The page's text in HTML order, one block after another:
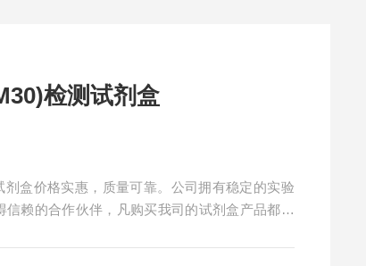
检测试剂盒
盒价格实惠，质量可靠。公司拥有稳定的实验
赖的合作伙伴，凡购买我司的试剂盒产品都可